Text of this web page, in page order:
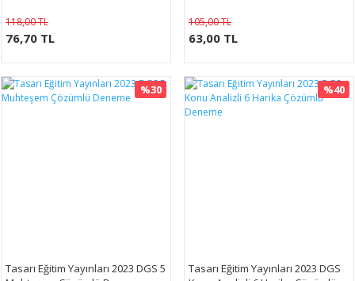
118,00 TL
76,70 TL
105,00 TL
63,00 TL
%30
Tasarı Eğitim Yayınları 2023 DGS 5
%40
Tasarı Eğitim Yayınları 2023 DGS